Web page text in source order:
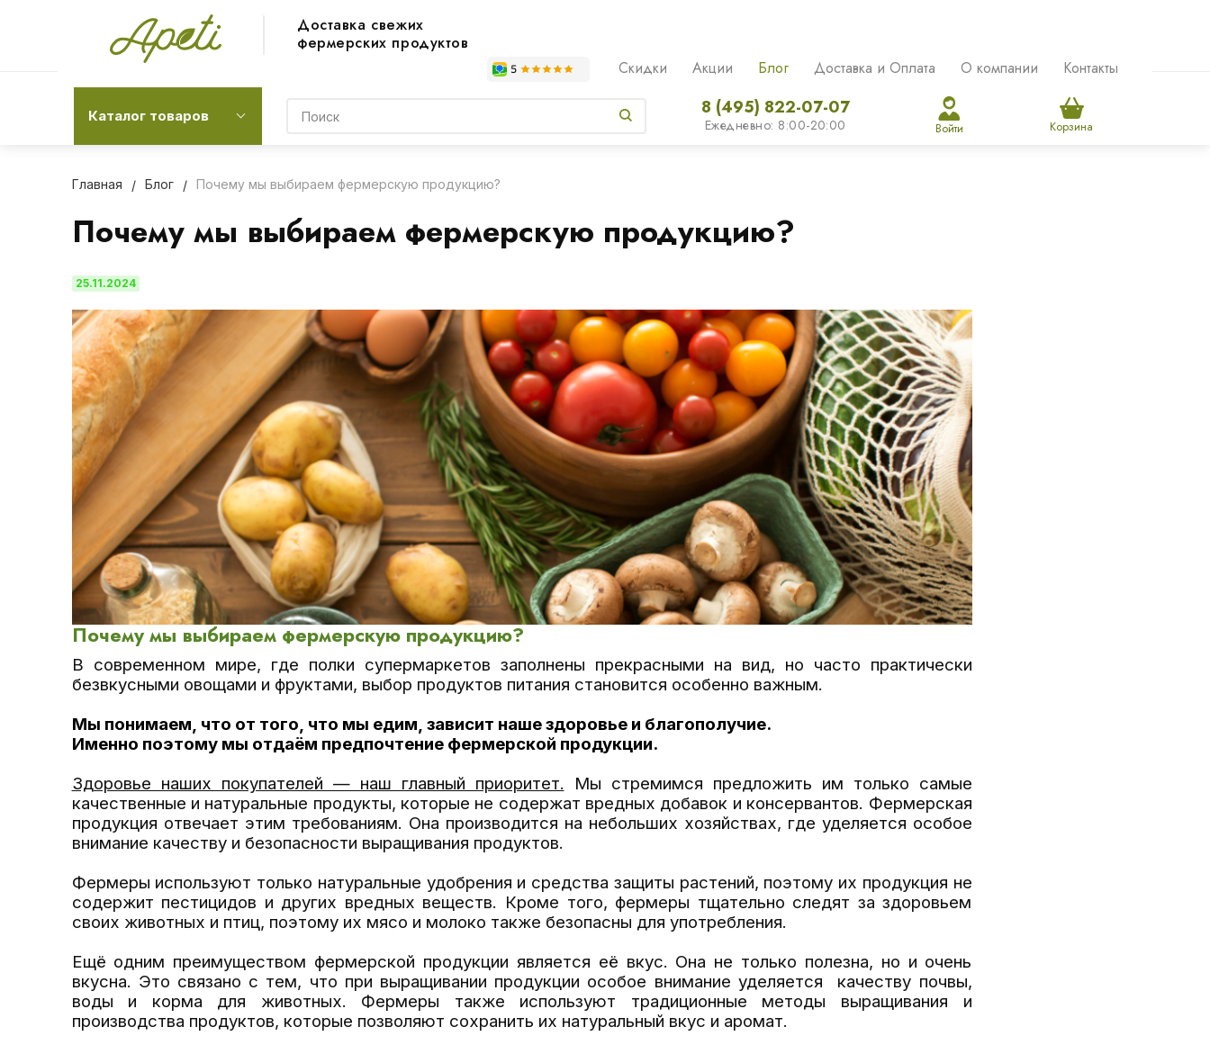
Доставка свежих
фермерских продуктов
Скидки Акции Блог Доставка и Оплата О компании Контакты
Каталог товаров 8 (495) 822-07-07
Ежедневно: 8:00-20:00 Войти Корзина
Главная Блог Почему мы выбираем фермерскую продукцию?
Почему мы выбираем фермерскую продукцию?
25.11.2024
Почему мы выбираем фермерскую продукцию?
В современном мире, где полки супермаркетов заполнены прекрасными на вид, но часто практически
безвкусными овощами и фруктами, выбор продуктов питания становится особенно важным.
Мы понимаем, что от того, что мы едим, зависит наше здоровье и благополучие.
Именно поэтому мы отдаём предпочтение фермерской продукции.
Здоровье наших покупателей — наш главный приоритет. Мы стремимся предложить им только самые
качественные и натуральные продукты, которые не содержат вредных добавок и консервантов. Фермерская
продукция отвечает этим требованиям. Она производится на небольших хозяйствах, где уделяется особое
внимание качеству и безопасности выращивания продуктов.
Фермеры используют только натуральные удобрения и средства защиты растений, поэтому их продукция не
содержит пестицидов и других вредных веществ. Кроме того, фермеры тщательно следят за здоровьем
своих животных и птиц, поэтому их мясо и молоко также безопасны для употребления.
Ещё одним преимуществом фермерской продукции является её вкус. Она не только полезна, но и очень
вкусна. Это связано с тем, что при выращивании продукции особое внимание уделяется качеству почвы,
воды и корма для животных. Фермеры также используют традиционные методы выращивания и
производства продуктов, которые позволяют сохранить их натуральный вкус и аромат.